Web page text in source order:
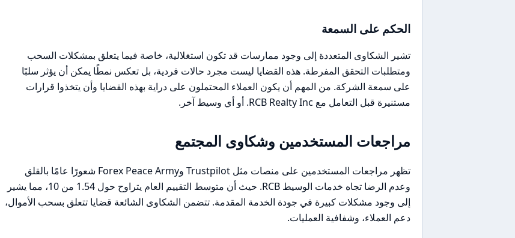
الحكم على السمعة
تشير الشكاوى المتعددة إلى وجود ممارسات قد تكون استغلالية، خاصة فيما يتعلق بمشكلات السحب
ومتطلبات التحقق المفرطة. هذه القضايا ليست مجرد حالات فردية، بل تعكس نمطًا يمكن أن يؤثر سلبًا
على سمعة الشركة. من المهم أن يكون العملاء المحتملون على دراية بهذه القضايا وأن يتخذوا قرارات
مستنيرة قبل التعامل مع RCB Realty Inc. أو أي وسيط آخر.
مراجعات المستخدمين وشكاوى المجتمع
تظهر مراجعات المستخدمين على منصات مثل Trustpilot وForex Peace Army شعورًا عامًا بالقلق
وعدم الرضا تجاه خدمات الوسيط RCB. حيث أن متوسط التقييم العام يتراوح حول 1.54 من 10، مما يشير
إلى وجود مشكلات كبيرة في جودة الخدمة المقدمة. تتضمن الشكاوى الشائعة قضايا تتعلق بسحب الأموال،
دعم العملاء، وشفافية العمليات.